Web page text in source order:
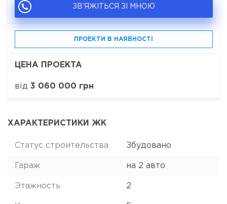
ЗВ’ЯЖІТЬСЯ ЗІ МНОЮ
ПРОЕКТИ В НАЯВНОСТІ
ЦЕНА ПРОЕКТА
від 3 060 000 грн
ХАРАКТЕРИСТИКИ ЖК
Статус строительства Збудовано
Гараж на 2 авто
Этажность 2